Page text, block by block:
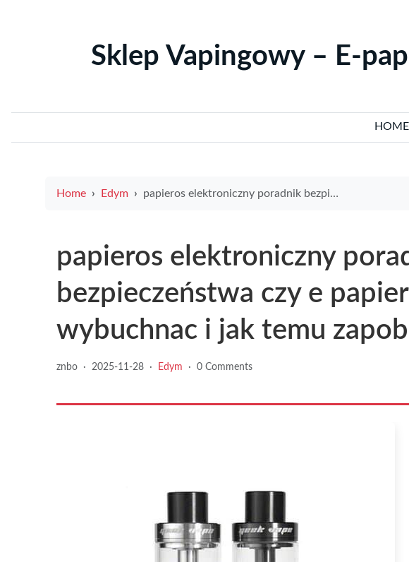
Sklep Vapingowy – E-
HOME
Home Edym papieros elektroniczny poradnik bezpieczeństwa czy e papieros moze wybuchnac i jak temu zapobiegać
papieros elektroniczny
bezpieczeństwa czy e
wybuchnac i jak temu
znbo · 2025-11-28 · Edym · 0 Comments